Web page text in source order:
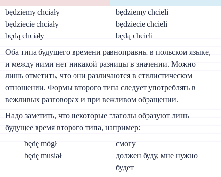
będziemy chciały
będziecie chciały
będą chciały
będziemy chcieli
będziecie chcieli
będą chcieli
Оба типа будущего времени равноправны в польском языке,
и между ними нет никакой разницы в значении. Можно
лишь отметить, что они различаются в стилистическом
отношении. Формы второго типа следует употреблять в
вежливых разговорах и при вежливом обращении.
Надо заметить, что некоторые глаголы образуют лишь
будущее время второго типа, например:
będę mógł
смогу
będę musiał
должен буду, мне нужно
будет